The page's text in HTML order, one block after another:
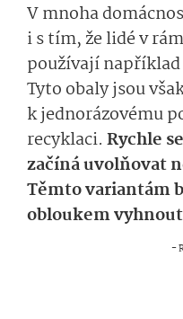
V mnoha
i s tím, že lidé v
používají
Tyto obaly jsou
k jednorázovému
recyklaci. Rychle
začíná uvolňovat
Těmto variantám
obloukem